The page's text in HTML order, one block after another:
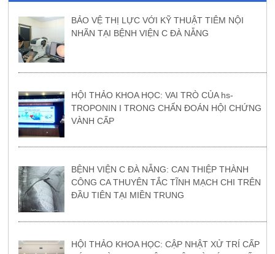
BẢO VỆ THỊ LỰC VỚI KỸ THUẬT TIÊM NỘI
NHÃN TẠI BỆNH VIỆN C ĐÀ NẴNG
HỘI THẢO KHOA HỌC: VAI TRÒ CỦA hs-
TROPONIN I TRONG CHẨN ĐOÁN HỘI CHỨNG
VÀNH CẤP
BỆNH VIỆN C ĐÀ NẴNG: CAN THIỆP THÀNH
CÔNG CA THUYÊN TẮC TĨNH MẠCH CHI TRÊN
ĐẦU TIÊN TẠI MIỀN TRUNG
HỘI THẢO KHOA HỌC: CẬP NHẬT XỬ TRÍ CẤP